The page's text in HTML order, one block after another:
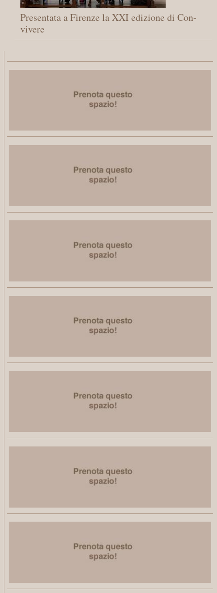
Presentata a Firenze la XXI edizione di Con-
vivere